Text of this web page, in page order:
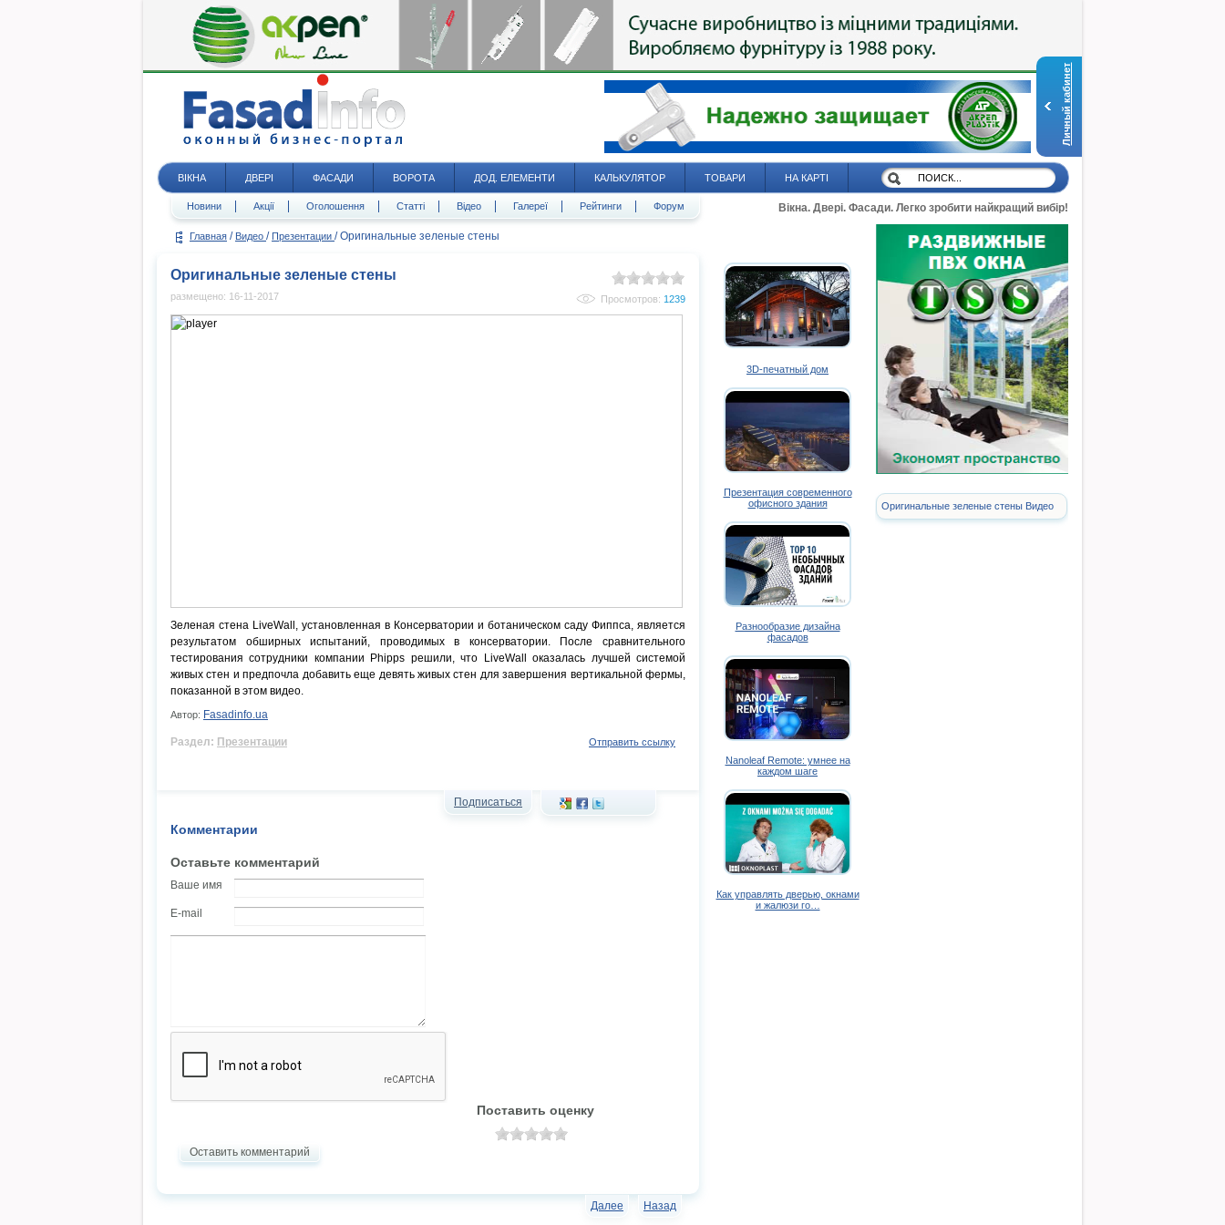
Личный кабинет
ВІКНА ДВЕРІ ФАСАДИ ВОРОТА ДОД. ЕЛЕМЕНТИ КАЛЬКУЛЯТОР ТОВАРИ НА КАРТІ
Новини Акції Оголошення Статті Відео Галереї Рейтинги Форум Вікна. Двері. Фасади. Легко зробити найкращий вибір!
Главная / Видео / Презентации / Оригинальные зеленые стены
Оригинальные зеленые стены
размещено: 16-11-2017 Просмотров: 1239
Зеленая стена LiveWall, установленная в Консерватории и ботаническом саду Фиппса, является
результатом обширных испытаний, проводимых в консерватории. После сравнительного
тестирования сотрудники компании Phipps решили, что LiveWall оказалась лучшей системой
живых стен и предпочла добавить еще девять живых стен для завершения вертикальной фермы,
показанной в этом видео.
Автор: Fasadinfo.ua
Раздел: Презентации Отправить ссылку
Подписаться
Комментарии
Оставьте комментарий
Ваше имя
E-mail
Поставить оценку
Оставить комментарий
Назад
Далее
3D-печатный дом
Презентация современного
офисного здания
Разнообразие дизайна
фасадов
Nanoleaf Remote: умнее на
каждом шаге
Как управлять дверью, окнами
и жалюзи го…
Оригинальные зеленые стены Видео